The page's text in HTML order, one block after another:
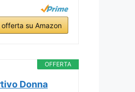
offerta su Amazon
OFFERTA
Donna